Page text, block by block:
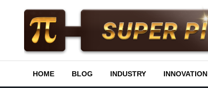
Superpi
HOME BLOG INDUSTRY INNOVATION